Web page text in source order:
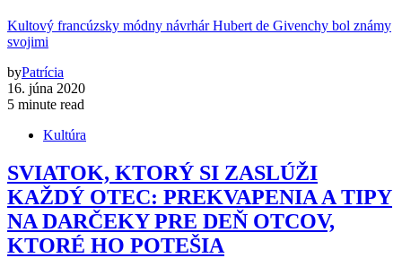
Kultový francúzsky módny návrhár Hubert de Givenchy bol známy
svojimi
byPatrícia
16. júna 2020
5 minute read
Kultúra
SVIATOK, KTORÝ SI ZASLÚŽI
KAŽDÝ OTEC: PREKVAPENIA A TIPY
NA DARČEKY PRE DEŇ OTCOV,
KTORÉ HO POTEŠIA